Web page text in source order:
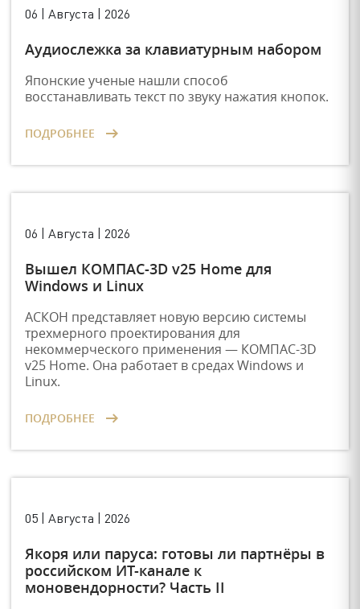
06 | Августа | 2026
Аудиослежка за клавиатурным набором
Японские ученые нашли способ
восстанавливать текст по звуку нажатия кнопок.
ПОДРОБНЕЕ
06 | Августа | 2026
Вышел КОМПАС-3D v25 Home для
Windows и Linux
АСКОН представляет новую версию системы
трехмерного проектирования для
некоммерческого применения — КОМПАС-3D
v25 Home. Она работает в средах Windows и
Linux.
ПОДРОБНЕЕ
05 | Августа | 2026
Якоря или паруса: готовы ли партнёры в
российском ИТ-канале к
моновендорности? Часть II